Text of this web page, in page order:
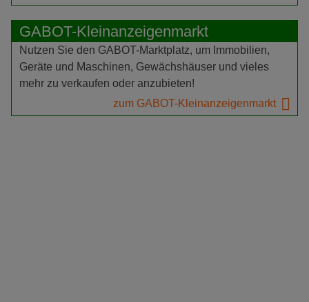
GABOT-Kleinanzeigenmarkt
Nutzen Sie den GABOT-Marktplatz, um Immobilien,
Geräte und Maschinen, Gewächshäuser und vieles
mehr zu verkaufen oder anzubieten!
zum GABOT-Kleinanzeigenmarkt